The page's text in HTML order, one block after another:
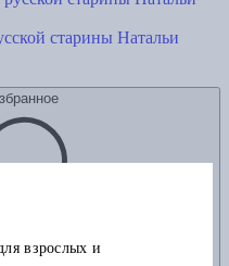
старины Натальи
взрослых и